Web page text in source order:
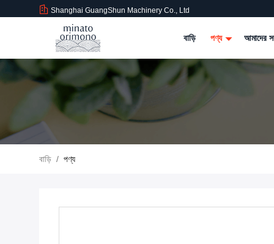
Shanghai GuangShun Machinery Co., Ltd
বাড়ি পণ্য আমাদের
বাড়ি / পণ্য